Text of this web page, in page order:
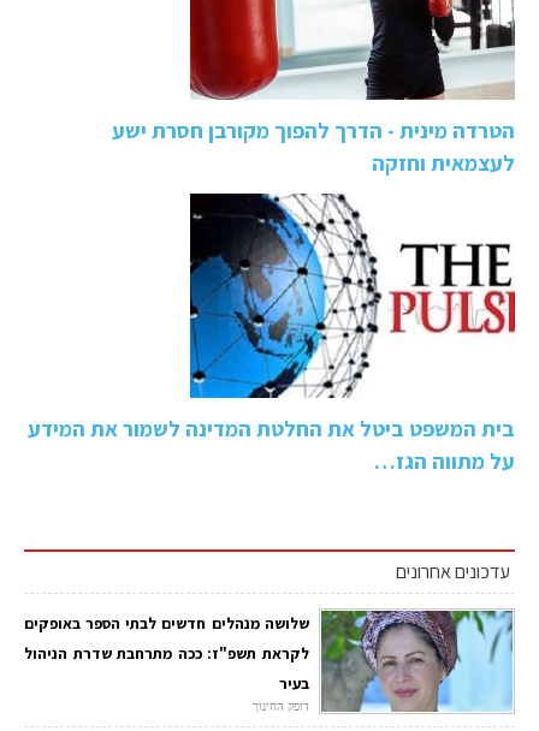
הטרדה מינית - הדרך להפוך מקורבן חסרת ישע
לעצמאית וחזקה
בית המשפט ביטל את החלטת המדינה לשמור את המידע
על מתווה הגז…
עדכונים אחרונים
שלושה מנהלים חדשים לבתי הספר באופקים
לקראת תשפ"ז: ככה מתרחבת שדרת הניהול
בעיר
דופק החינוך